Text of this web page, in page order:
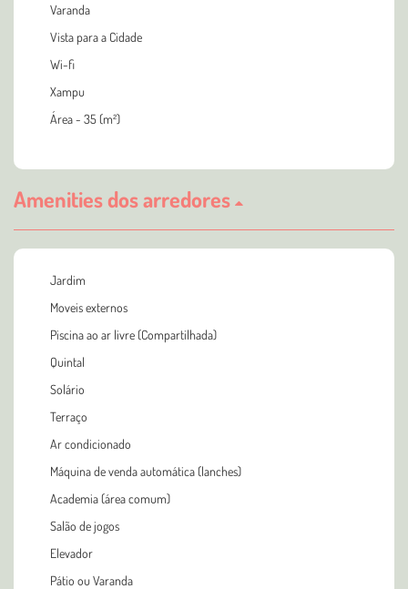
Varanda
Vista para a Cidade
Wi-fi
Xampu
Área - 35 (m²)
Amenities dos arredores
Jardim
Moveis externos
Piscina ao ar livre (Compartilhada)
Quintal
Solário
Terraço
Ar condicionado
Máquina de venda automática (lanches)
Academia (área comum)
Salão de jogos
Elevador
Pátio ou Varanda